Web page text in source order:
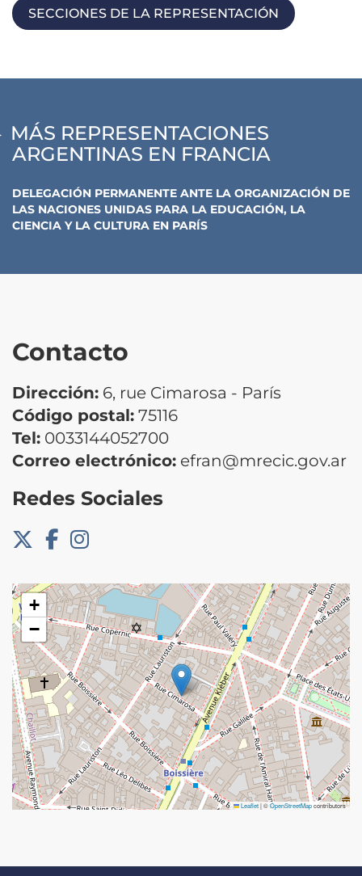
SECCIONES DE LA REPRESENTACIÓN
MÁS REPRESENTACIONES
ARGENTINAS EN FRANCIA
DELEGACIÓN PERMANENTE ANTE LA ORGANIZACIÓN DE
LAS NACIONES UNIDAS PARA LA EDUCACIÓN, LA
CIENCIA Y LA CULTURA EN PARÍS
Contacto
Dirección: 6, rue Cimarosa - París
Código postal: 75116
Tel: 0033144052700
Correo electrónico: efran@mrecic.gov.ar
Redes Sociales
+
−
Leaflet|©OpenStreetMapcontributors